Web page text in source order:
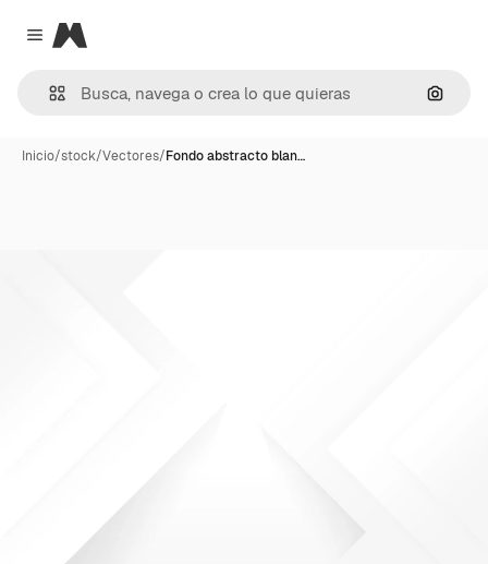
Close menu
Magnific
Inicio/stock/Vectores/Fondo abstracto blan…